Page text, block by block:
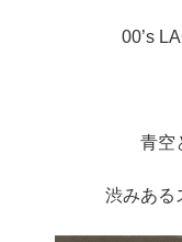
00’s
青空
渋みある